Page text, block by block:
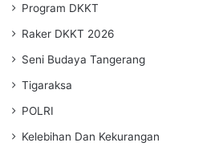
Program DKKT
Raker DKKT 2026
Seni Budaya Tangerang
Tigaraksa
POLRI
Kelebihan Dan Kekurangan